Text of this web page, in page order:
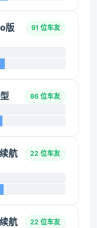
版
91 位车友
86 位车友
航
22 位车友
航
22 位车友